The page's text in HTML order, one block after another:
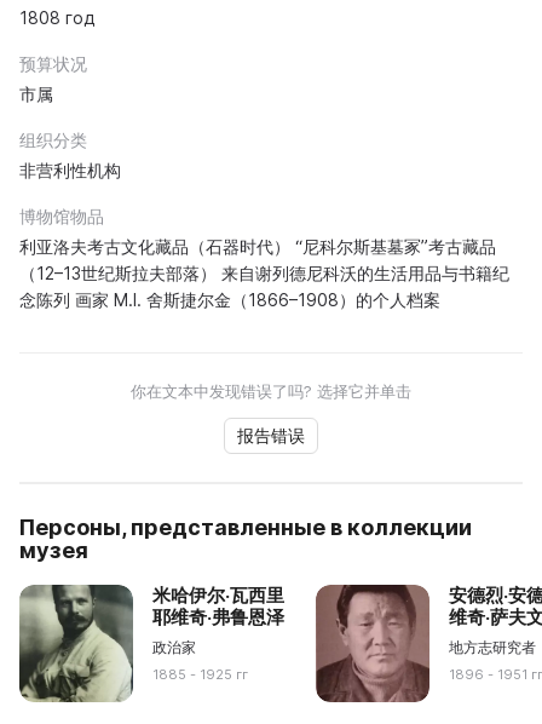
1808 год
预算状况
市属
组织分类
非营利性机构
博物馆物品
利亚洛夫考古文化藏品（石器时代） “尼科尔斯基墓冢”考古藏品
（12–13世纪斯拉夫部落） 来自谢列德尼科沃的生活用品与书籍纪
念陈列 画家 M.I. 舍斯捷尔金（1866–1908）的个人档案
你在文本中发现错误了吗? 选择它并单击
报告错误
Персоны, представленные в коллекции
музея
米哈伊尔·瓦西里
耶维奇·弗鲁恩泽
政治家
1885 - 1925 гг
安德烈·安
维奇·萨夫
地方志研究者
1896 - 1951